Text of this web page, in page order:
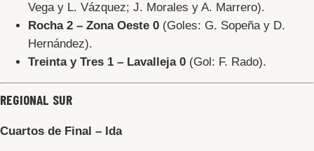
Vega y L. Vázquez; J. Morales y A. Marrero).
Rocha 2 – Zona Oeste 0 (Goles: G. Sopeña y D.
Hernández).
Treinta y Tres 1 – Lavalleja 0 (Gol: F. Rado).
REGIONAL SUR
Cuartos de Final – Ida